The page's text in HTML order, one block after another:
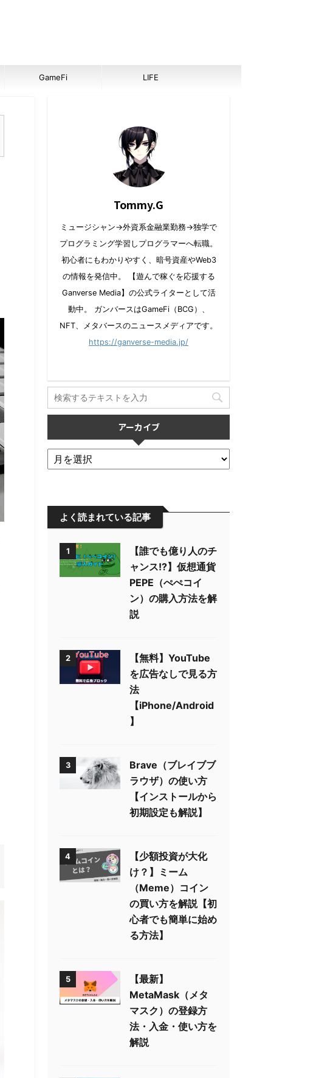
GameFi LIFE
Tommy.G
ミュージシャン→外資系金融業勤務→独学で
プログラミング学習しプログラマーへ転職。
初心者にもわかりやすく、暗号資産やWeb3
の情報を発信中。 【遊んで稼ぐを応援する
Ganverse Media】の公式ライターとして活
動中。 ガンバースはGameFi（BCG）、
NFT、メタバースのニュースメディアです。
https://ganverse-media.jp/
アーカイブ
よく読まれている記事
1
【誰でも億り人のチ
ャンス!?】仮想通貨
PEPE（ぺぺコイ
ン）の購入方法を解
説
2
【無料】YouTube
を広告なしで見る方
法
【iPhone/Android
】
3
Brave（ブレイブブ
ラウザ）の使い方
【インストールから
初期設定も解説】
4
【少額投資が大化
け？】ミーム
（Meme）コイン
の買い方を解説【初
心者でも簡単に始め
る方法】
5
【最新】
MetaMask（メタ
マスク）の登録方
法・入金・使い方を
解説